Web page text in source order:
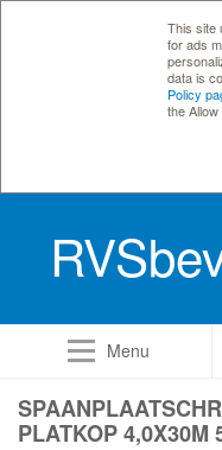
This site
for ads
data is
Policy
the Allow
Menu
PLATKOP 4,0X30M